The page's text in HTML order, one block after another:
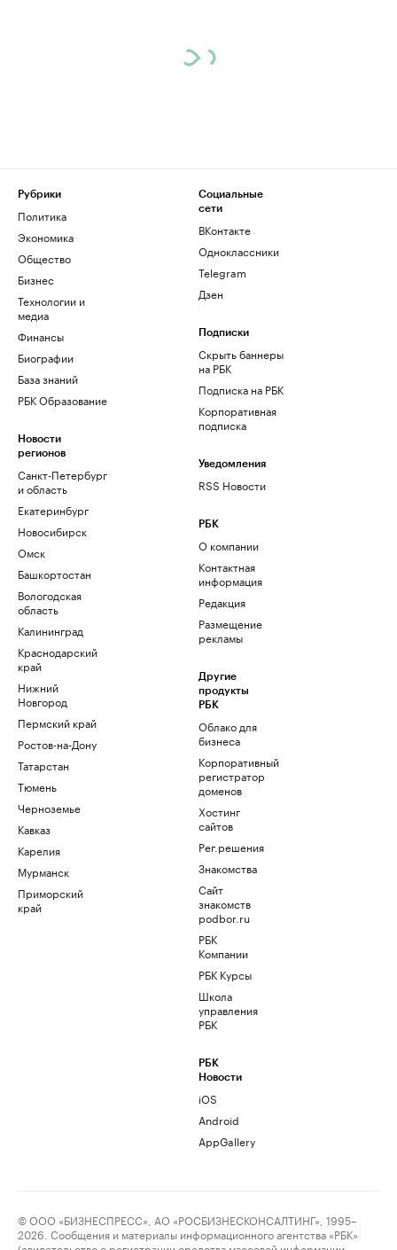
Рубрики
Политика
Экономика
Общество
Бизнес
Технологии и
медиа
Финансы
Биографии
База знаний
РБК Образование
Новости
регионов
Санкт-Петербург
и область
Екатеринбург
Новосибирск
Омск
Башкортостан
Вологодская
область
Калининград
Краснодарский
край
Нижний
Новгород
Пермский край
Ростов-на-Дону
Татарстан
Тюмень
Черноземье
Кавказ
Карелия
Мурманск
Приморский
край
Социальные
сети
ВКонтакте
Одноклассники
Telegram
Дзен
Подписки
Скрыть баннеры
на РБК
Подписка на РБК
Корпоративная
подписка
Уведомления
RSS Новости
РБК
О компании
Контактная
информация
Редакция
Размещение
рекламы
Другие
продукты
РБК
Облако для
бизнеса
Корпоративный
регистратор
доменов
Хостинг
сайтов
Рег.решения
Знакомства
Сайт
знакомств
podbor.ru
РБК
Компании
РБК Курсы
Школа
управления
РБК
РБК
Новости
iOS
Android
AppGallery
© ООО «БИЗНЕСПРЕСС», АО «РОСБИЗНЕСКОНСАЛТИНГ», 1995–
2026. Сообщения и материалы информационного агентства «РБК»